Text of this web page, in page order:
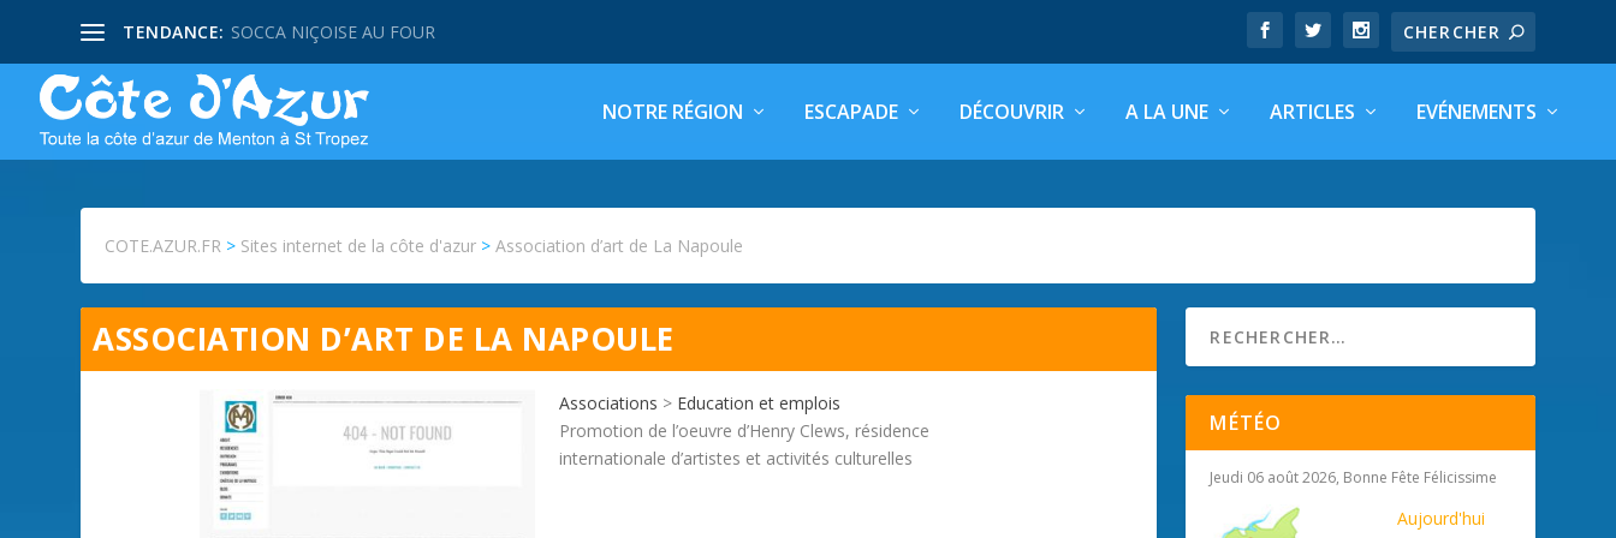
TENDANCE: SOCCA NIÇOISE AU FOUR
NOTRE RÉGION ESCAPADE DÉCOUVRIR A LA UNE ARTICLES EVÉNEMENTS
COTE.AZUR.FR > Sites internet de la côte d'azur >Association d’art de La Napoule
ASSOCIATION D’ART DE LA NAPOULE
Associations > Education et emplois
Promotion de l’oeuvre d’Henry Clews, résidence
internationale d’artistes et activités culturelles
MÉTÉO
Jeudi 06 août 2026, Bonne Fête Félicissime
Aujourd'hui